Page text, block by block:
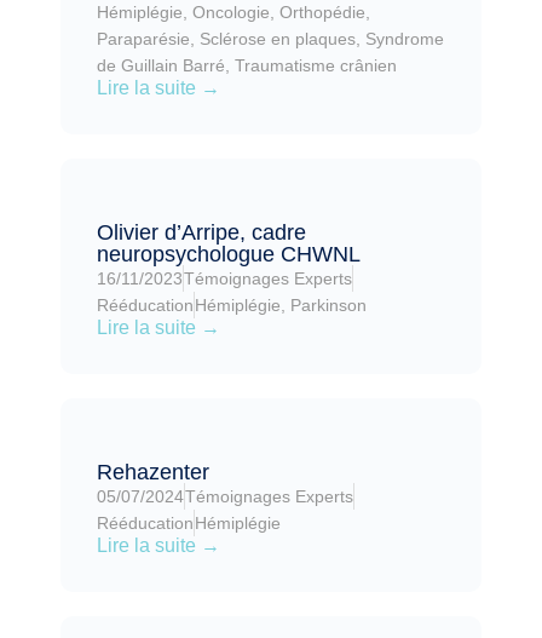
Hémiplégie Oncologie Orthopédie
Paraparésie
Sclérose en plaques Syndrome
de Guillain Barré Traumatisme crânien
Lire la suite →
Olivier d’Arripe, cadre
neuropsychologue CHWNL
16/11/2023Témoignages Experts
RééducationHémiplégie Parkinson
Lire la suite →
Rehazenter
05/07/2024Témoignages Experts
RééducationHémiplégie
Lire la suite →